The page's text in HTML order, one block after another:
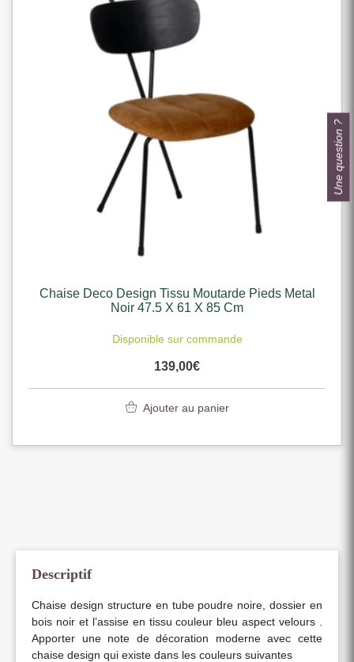
Chaise Deco Design Tissu Moutarde Pieds Metal
Noir 47.5 X 61 X 85 Cm
Disponible sur commande
139,00€
Ajouter au panier
Descriptif
Chaise design structure en tube poudre noire, dossier en
bois noir et l’assise en tissu couleur bleu aspect velours .
Apporter une note de décoration moderne avec cette
chaise design qui existe dans les couleurs suivantes
Une question ?